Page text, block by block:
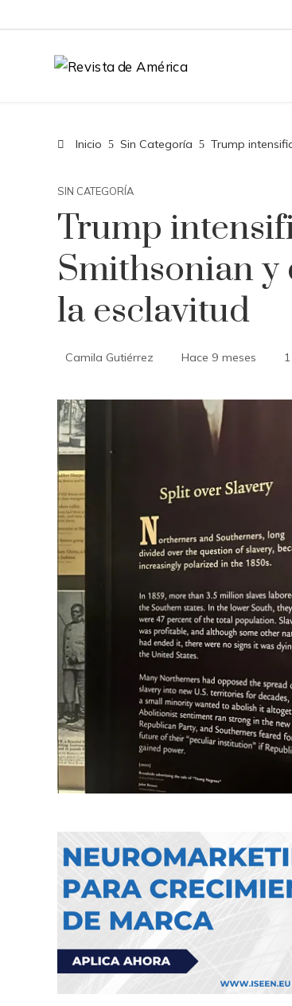
Inicio Sin Categoría Trump
SIN CATEGORÍA
Trump
Smithsonian y
la esclavitud
Camila Gutiérrez Hace 9 meses